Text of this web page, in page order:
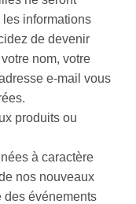
informations
de devenir
nom, votre
e-mail vous
produits ou
à caractère
nos nouveaux
des événements